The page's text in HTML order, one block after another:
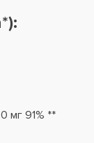
мг 91% **